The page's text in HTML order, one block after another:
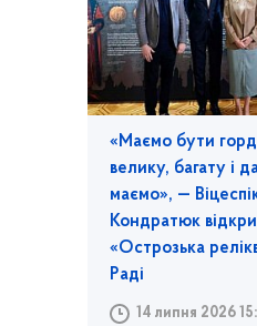
«Маємо бути
велику, багату і
маємо», —
Кондратюк
«Острозька
Раді
14 липня 2026